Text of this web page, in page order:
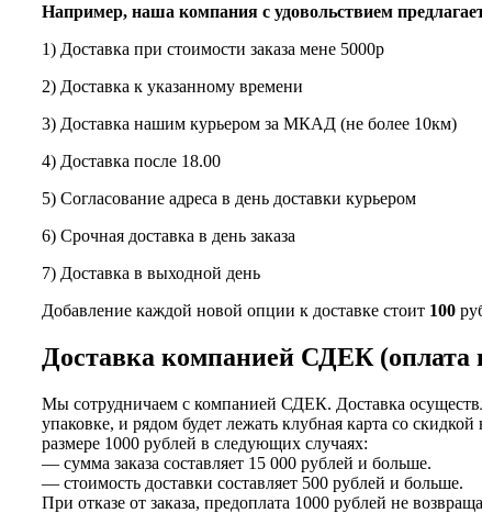
Например, наша компания с удовольствием
1) Доставка при стоимости заказа мене 5000р
2) Доставка к указанному времени
3) Доставка нашим курьером за МКАД (не более 10км)
4) Доставка после 18.00
5) Согласование адреса в день доставки курьером
6) Срочная доставка в день заказа
7) Доставка в выходной день
Добавление каждой новой опции к доставке стоит 100
Доставка компанией СДЕК (оплата
Мы сотрудничаем с компанией СДЕК. Доставка
упаковке, и рядом будет лежать клубная карта со
размере 1000 рублей в следующих случаях:
— сумма заказа составляет 15 000 рублей и больше.
— стоимость доставки составляет 500 рублей и больше.
При отказе от заказа, предоплата 1000 рублей не